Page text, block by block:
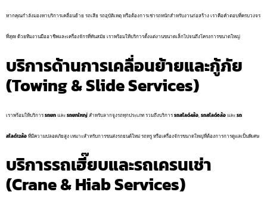
หากคุณกำลังมองหาบริการเคลื่อนย้าย รถเสีย รถอุบัติเหตุ หรือต้องการเช่ารถหนักสำหรับงานก่อสร้าง เราคือคำตอบที่ครบวงจร
ที่สุด! ด้วยทีมงานมืออาชีพและเครื่องจักรที่ทันสมัย เราพร้อมให้บริการตั้งแต่งานขนาดเล็กไปจนถึงโครงการขนาดใหญ่
บริการด้านการเคลื่อนย้ายและกู้ภัย
(Towing & Slide Services)
เราพร้อมให้บริการรถยกและรถยกใหญ่สำหรับลากจูงรถทุกประเภท รวมถึงบริการรถสไลด์4ล้อ,รถสไลด์6ล้อและรถ
สไลด์12ล้อที่มีความปลอดภัยสูง เหมาะสำหรับการขนส่งรถยนต์ใหม่ รถหรู หรือเครื่องจักรขนาดใหญ่ที่ต้องการการดูแลเป็นพิเศษ
บริการรถเฮี๊ยบและรถเครนเช่า
(Crane & Hiab Services)